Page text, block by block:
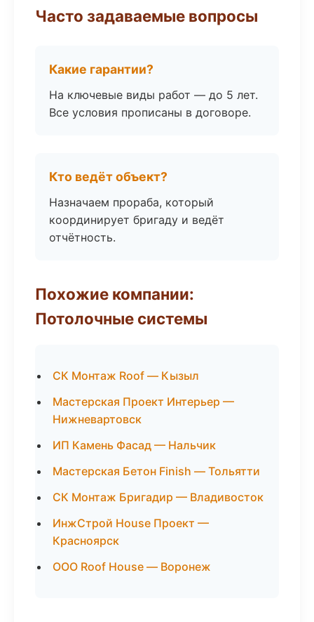
Часто задаваемые вопросы
Какие гарантии?
На ключевые виды работ — до 5 лет.
Все условия прописаны в договоре.
Кто ведёт объект?
Назначаем прораба, который
координирует бригаду и ведёт
отчётность.
Похожие компании:
Потолочные системы
СК Монтаж Roof — Кызыл
Мастерская Проект Интерьер —
Нижневартовск
ИП Камень Фасад — Нальчик
Мастерская Бетон Finish — Тольятти
СК Монтаж Бригадир — Владивосток
ИнжСтрой House Проект —
Красноярск
ООО Roof House — Воронеж